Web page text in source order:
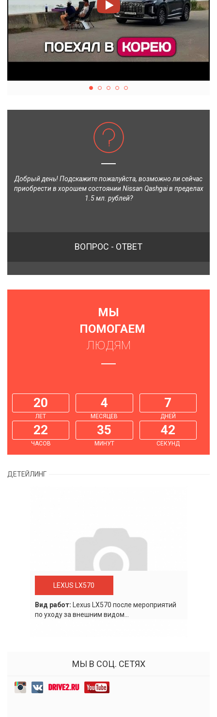
Добрый день! Подскажите пожалуйста, возможно ли сейчас
приобрести в хорошем состоянии Nissan Qashgai в пределах
1.5 мл. рублей?
ВОПРОС - ОТВЕТ
МЫ
ПОМОГАЕМ
ЛЮДЯМ
20
ЛЕТ
4
МЕСЯЦЕВ
7
ДНЕЙ
22
ЧАСОВ
35
МИНУТ
44
СЕКУНД
ДЕТЕЙЛИНГ
LEXUS LX570
Вид работ: Lexus LХ570 после мероприятий
по уходу за внешним видом...
МЫ В СОЦ. СЕТЯХ